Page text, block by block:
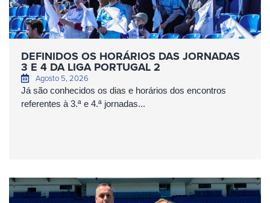
DEFINIDOS OS HORÁRIOS DAS JORNADAS
3 E 4 DA LIGA PORTUGAL 2
Agosto 5, 2026
Já são conhecidos os dias e horários dos encontros
referentes à 3.ª e 4.ª jornadas...